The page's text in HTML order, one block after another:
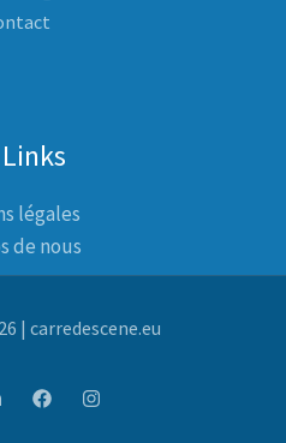
légales
de nous
| carredescene.eu